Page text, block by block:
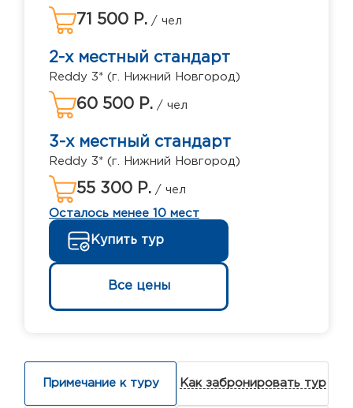
71 500 Р. / чел
2-х местный стандарт
Reddy 3* (г. Нижний Новгород)
60 500 Р. / чел
3-х местный стандарт
Reddy 3* (г. Нижний Новгород)
55 300 Р. / чел
Осталось менее 10 мест
Купить тур
Все цены
Примечание к туру Как забронировать тур